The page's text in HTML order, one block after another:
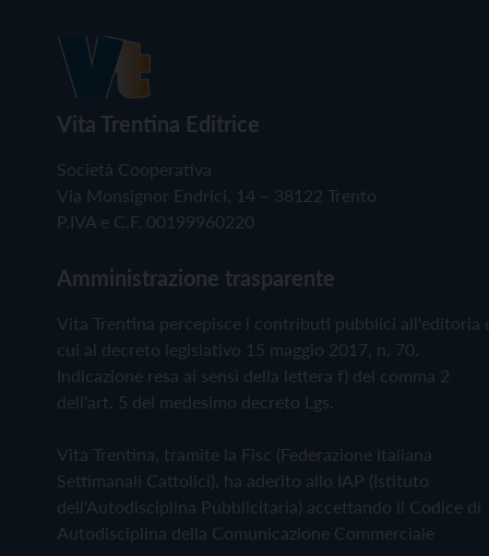
Vita Trentina Editrice
Società Cooperativa
Via Monsignor Endrici, 14 – 38122 Trento
P.IVA e C.F. 00199960220
Amministrazione trasparente
Vita Trentina percepisce i contributi pubblici all'editoria
cui al decreto legislativo 15 maggio 2017, n. 70.
Indicazione resa ai sensi della lettera f) del comma 2
dell'art. 5 del medesimo decreto Lgs.
Vita Trentina, tramite la Fisc (Federazione Italiana
Settimanali Cattolici), ha aderito allo IAP (Istituto
dell'Autodisciplina Pubblicitaria) accettando il Codice di
Autodisciplina della Comunicazione Commerciale